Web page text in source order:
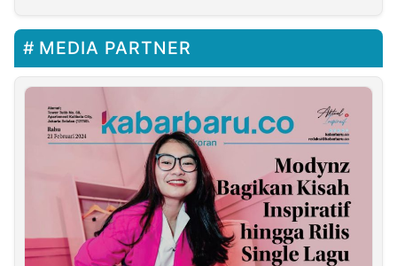
TNI
MEDIA PARTNER